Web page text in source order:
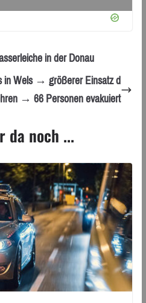
in der Donau
in Wels → größerer Einsatz d
→ 66 Personen evakuiert
da noch ...